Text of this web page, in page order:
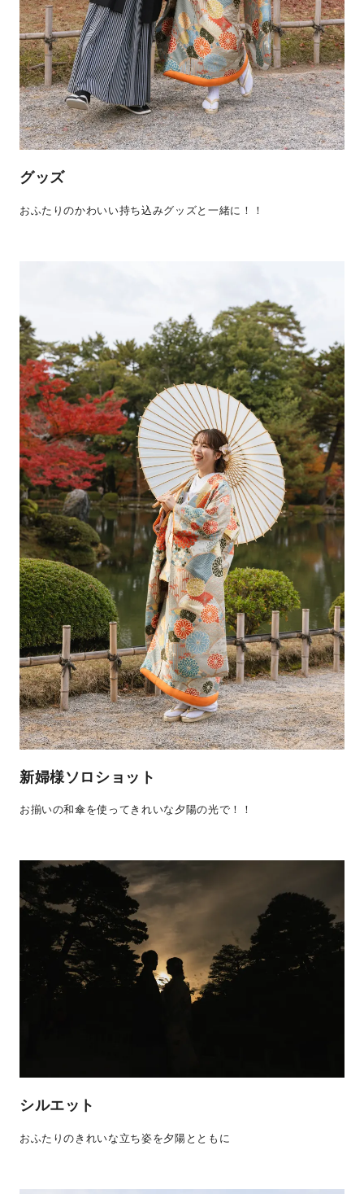
グッズ
おふたりのかわいい持ち込みグッズと一緒に！！
新婦様ソロショット
お揃いの和傘を使ってきれいな夕陽の光で！！
シルエット
おふたりのきれいな立ち姿を夕陽とともに